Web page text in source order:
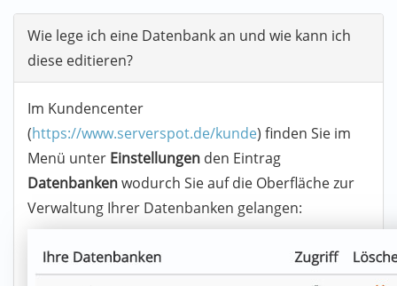
Wie lege ich eine Datenbank an und wie kann ich
diese editieren?
Im Kundencenter
(https://www.serverspot.de/kunde) finden Sie im
Menü unter Einstellungen den Eintrag
Datenbankenwodurch Sie auf die Oberfläche zur
Verwaltung Ihrer Datenbanken gelangen: